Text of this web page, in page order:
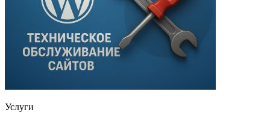
Услуги